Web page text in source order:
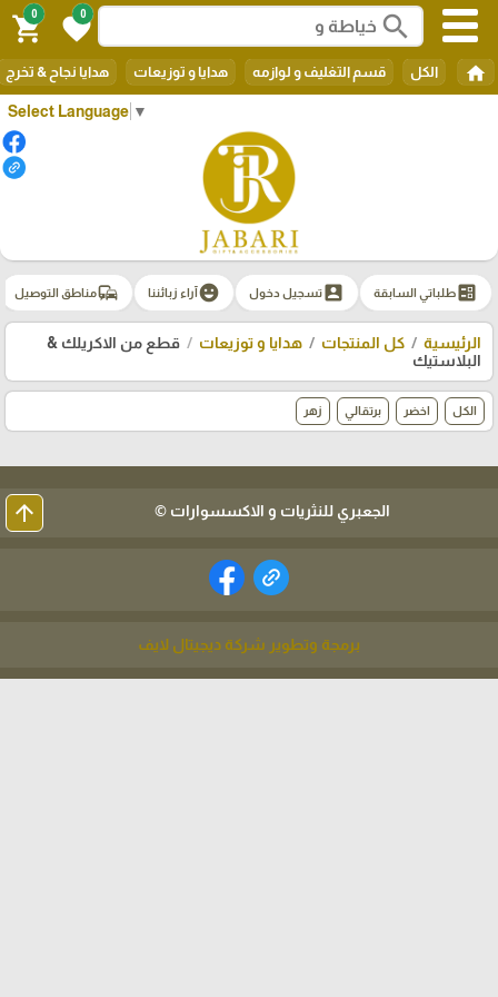
Select Language ▼
search
0
favorite
0
shopping_cart
home الكل قسم التغليف و لوازمه هدايا و توزيعات هدايا نجاح & تخرج
ballotطلباتي السابقة account_boxتسجيل دخول emoji_emotionsآراء زبائننا commuteمناطق التوصيل
الرئيسية كل المنتجات هدايا و توزيعات
قطع من الاكريلك &
البلاستيك
الكل اخضر برتقالي زهر
الجعبري للنثريات و الاكسسوارات © arrow_upward
برمجة وتطوير شركة ديجيتال لايف